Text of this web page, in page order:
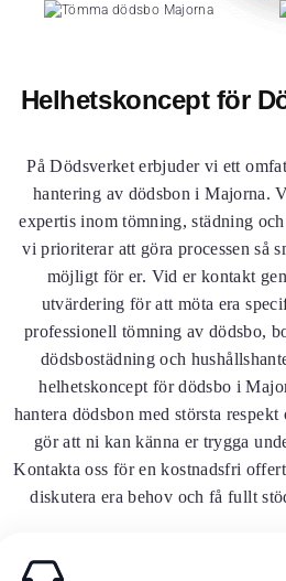
Helhetskoncept för
På Dödsverket erbjuder vi ett
hantering av dödsbon i Majorna.
expertis inom tömning, städning
vi prioriterar att göra processen så
möjligt för er. Vid er kontakt
utvärdering för att möta era
professionell tömning av dödsbo,
dödsbostädning och
helhetskoncept för dödsbo i
hantera dödsbon med största
gör att ni kan känna er trygga
Kontakta oss för en kostnadsfri
diskutera era behov och få fullt